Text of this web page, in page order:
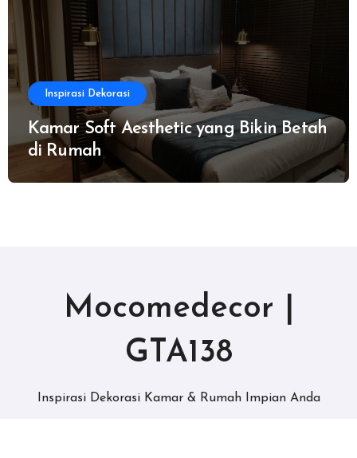
Inspirasi Dekorasi
Kamar Soft Aesthetic yang Bikin Betah
di Rumah
Mocomedecor |
GTA138
Inspirasi Dekorasi Kamar & Rumah Impian Anda